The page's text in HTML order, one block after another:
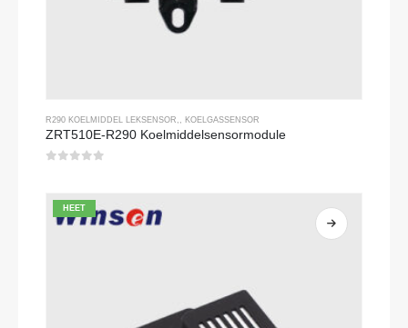
R290 KOELMIDDEL LEKSENSOR KOELGASSENSOR
ZRT510E-R290 Koelmiddelsensormodule
HEET